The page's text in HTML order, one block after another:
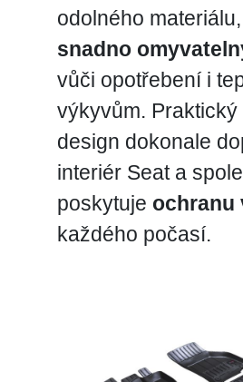
odolného
snadno
vůči opotřebení i
výkyvům.
design dokonale
interiér Seat a
poskytuje ochranu
každého počasí.